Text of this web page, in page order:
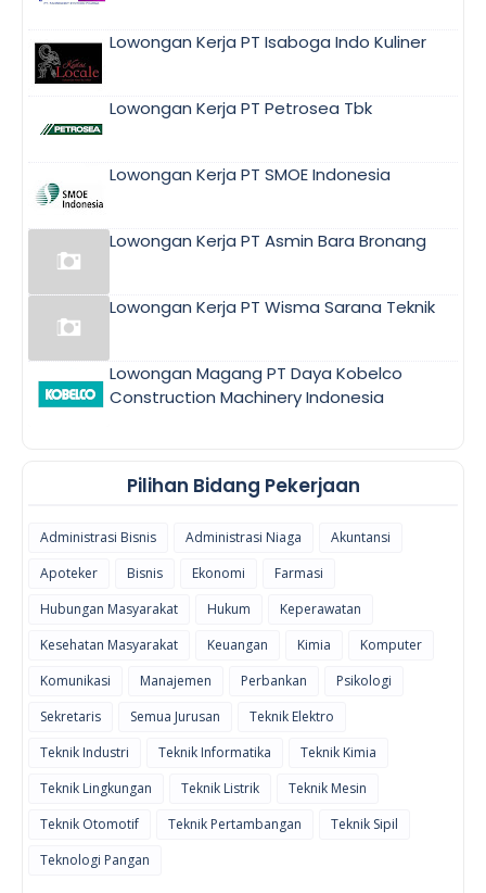
Lowongan Kerja PT Isaboga Indo Kuliner
Lowongan Kerja PT Petrosea Tbk
Lowongan Kerja PT SMOE Indonesia
Lowongan Kerja PT Asmin Bara Bronang
Lowongan Kerja PT Wisma Sarana Teknik
Lowongan Magang PT Daya Kobelco
Construction Machinery Indonesia
Pilihan Bidang Pekerjaan
Administrasi Bisnis Administrasi Niaga
Akuntansi
Apoteker
Bisnis Ekonomi
Farmasi
Hubungan Masyarakat
Hukum
Keperawatan
Kesehatan Masyarakat
Keuangan Kimia
Komputer
Komunikasi
Manajemen Perbankan
Psikologi
Sekretaris
Semua Jurusan
Teknik Elektro
Teknik Industri
Teknik Informatika
Teknik Kimia
Teknik Lingkungan
Teknik Listrik
Teknik Mesin
Teknik Otomotif
Teknik Pertambangan
Teknik Sipil
Teknologi Pangan